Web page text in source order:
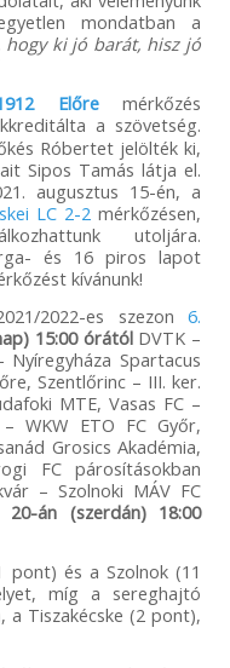
mondatban a
hogy ki jó barát, hisz jó
Előre
mérkőzés
a szövetség.
Róbertet jelölték ki,
Sipos Tamás látja el.
augusztus 15-én, a
LC 2-2 mérkőzésen,
utoljára.
és 16 piros lapot
kívánunk!
2022-es szezon6.
15:00 órátólDVTK –
Nyíregyháza Spartacus
Szentlőrinc – III. ker.
MTE, Vasas FC –
WKW ETO FC Győr,
Grosics Akadémia,
FC párosításokban
– Szolnoki MÁV FC
án (szerdán) 18:00
és a Szolnok (11
míg a sereghajtó
a Tiszakécske (2 pont),